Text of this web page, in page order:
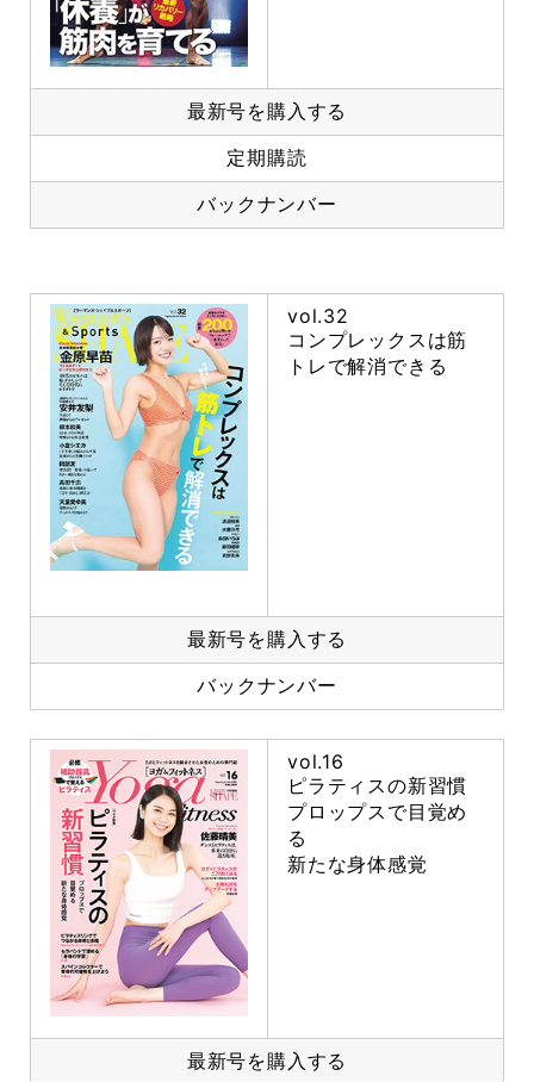
最新号を購入する
定期購読
バックナンバー
vol.32
コンプレックスは筋
トレで解消できる
最新号を購入する
バックナンバー
vol.16
ピラティスの新習慣
プロップスで目覚め
る
新たな身体感覚
最新号を購入する